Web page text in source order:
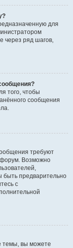
для
через ряд шагов,
того, чтобы
сообщения
требуют
форум. Возможно
быть предварительно
с
темы, вы можете